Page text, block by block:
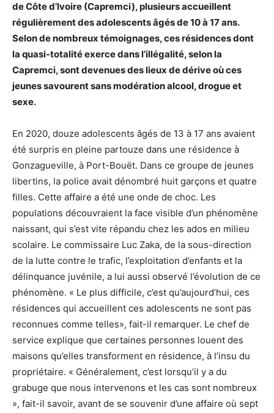
de Côte d’Ivoire (Capremci), plusieurs accueillent
régulièrement des adolescents âgés de 10 à 17 ans.
Selon de nombreux témoignages, ces résidences dont
la quasi-totalité exerce dans l’illégalité, selon la
Capremci, sont devenues des lieux de dérive où ces
jeunes savourent sans modération alcool, drogue et
sexe.
En 2020, douze adolescents âgés de 13 à 17 ans avaient
été surpris en pleine partouze dans une résidence à
Gonzagueville, à Port-Bouët. Dans ce groupe de jeunes
libertins, la police avait dénombré huit garçons et quatre
filles. Cette affaire a été une onde de choc. Les
populations découvraient la face visible d’un phénomène
naissant, qui s’est vite répandu chez les ados en milieu
scolaire. Le commissaire Luc Zaka, de la sous-direction
de la lutte contre le trafic, l’exploitation d’enfants et la
délinquance juvénile, a lui aussi observé l’évolution de ce
phénomène. « Le plus difficile, c’est qu’aujourd’hui, ces
résidences qui accueillent ces adolescents ne sont pas
reconnues comme telles», fait-il remarquer. Le chef de
service explique que certaines personnes louent des
maisons qu’elles transforment en résidence, à l’insu du
propriétaire. « Généralement, c’est lorsqu’il y a du
grabuge que nous intervenons et les cas sont nombreux
», fait-il savoir, avant de se souvenir d’une affaire où sept